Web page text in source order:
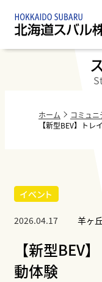
ホーム
コミュ
【新型BEV】ト
イベント
2026.04.17 羊ヶ
【新型BEV
動体験